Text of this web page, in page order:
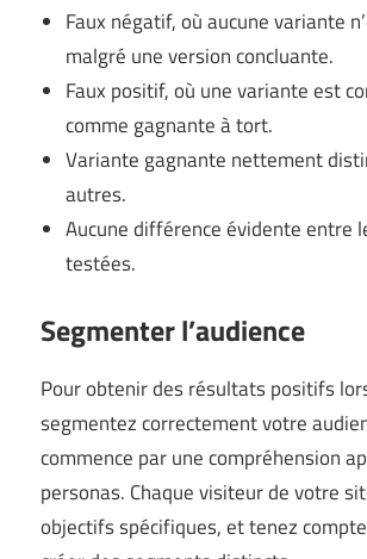
Faux négatif, où aucune variante
malgré une version concluante.
Faux positif, où une variante est
comme gagnante à tort.
Variante gagnante nettement
autres.
Aucune différence évidente entre
testées.
Segmenter l’audience
Pour obtenir des résultats positifs
segmentez correctement votre
commence par une compréhension
personas. Chaque visiteur de votre
objectifs spécifiques, et tenez